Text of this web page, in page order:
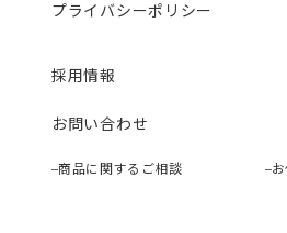
プライバシーポリシー
採用情報
お問い合わせ
商品に関するご相談